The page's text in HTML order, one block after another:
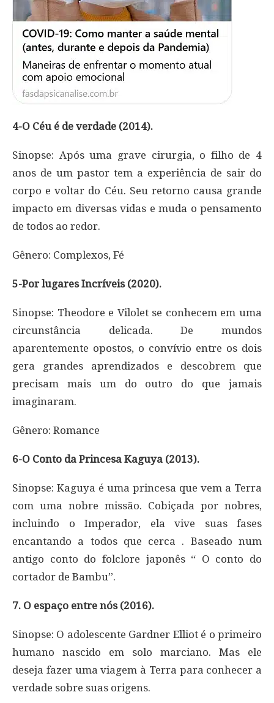
4-O Céu é de verdade (2014).
Sinopse: Após uma grave cirurgia, o filho de 4
anos de um pastor tem a experiência de sair do
corpo e voltar do Céu. Seu retorno causa grande
impacto em diversas vidas e muda o pensamento
de todos ao redor.
Gênero: Complexos, Fé
5-Por lugares Incríveis (2020).
Sinopse: Theodore e Vilolet se conhecem em uma
circunstância delicada. De mundos
aparentemente opostos, o convívio entre os dois
gera grandes aprendizados e descobrem que
precisam mais um do outro do que jamais
imaginaram.
Gênero: Romance
6-O Conto da Princesa Kaguya (2013).
Sinopse: Kaguya é uma princesa que vem a Terra
com uma nobre missão. Cobiçada por nobres,
incluindo o Imperador, ela vive suas fases
encantando a todos que cerca . Baseado num
antigo conto do folclore japonês “ O conto do
cortador de Bambu”.
7. O espaço entre nós (2016).
Sinopse: O adolescente Gardner Elliot é o primeiro
humano nascido em solo marciano. Mas ele
deseja fazer uma viagem à Terra para conhecer a
verdade sobre suas origens.